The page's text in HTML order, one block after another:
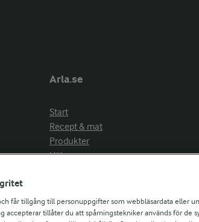
Arla.se
Start
Recept & mat
Produkter
Hälsa
Aktuellt
Om Arla
får tillgång till personuppgifter som webbläsardata eller
accepterar tillåter du att spårningstekniker används för de